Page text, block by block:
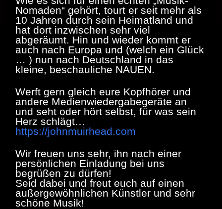
Nomaden“ gehört, tourt er seit mehr als
10 Jahren durch sein Heimatland und
hat dort inzwischen sehr viel
abgeräumt. Hin und wieder kommt er
auch nach Europa und (welch ein Glück
… ) nun nach Deutschland in das
kleine, beschauliche NAUEN.
Werft gern gleich eure Kopfhörer und
andere Medienwiedergabegeräte an
und seht oder hört selbst, für was sein
Herz schlägt…
https://johnmuirhead.com
Wir freuen uns sehr, ihn nach einer
persönlichen Einladung bei uns
begrüßen zu dürfen!
Seid dabei und freut euch auf einen
außergewöhnlichen Künstler und sehr
schöne Musik!